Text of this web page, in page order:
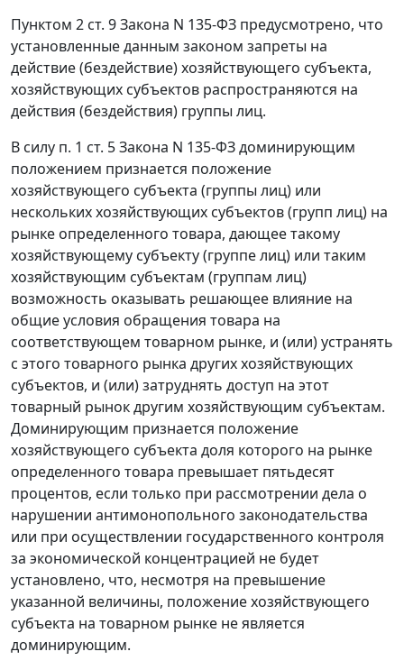
Пунктом 2 ст. 9Закона N 135-ФЗ предусмотрено, что
установленные данным законом запреты на
действие (бездействие) хозяйствующего субъекта,
хозяйствующих субъектов распространяются на
действия (бездействия) группы лиц.
В силу п. 1 ст. 5Закона N 135-ФЗ доминирующим
положением признается положение
хозяйствующего субъекта (группы лиц) или
нескольких хозяйствующих субъектов (групп лиц) на
рынке определенного товара, дающее такому
хозяйствующему субъекту (группе лиц) или таким
хозяйствующим субъектам (группам лиц)
возможность оказывать решающее влияние на
общие условия обращения товара на
соответствующем товарном рынке, и (или) устранять
с этого товарного рынка других хозяйствующих
субъектов, и (или) затруднять доступ на этот
товарный рынок другим хозяйствующим субъектам.
Доминирующим признается положение
хозяйствующего субъекта доля которого на рынке
определенного товара превышает пятьдесят
процентов, если только при рассмотрении дела о
нарушении антимонопольного законодательства
или при осуществлении государственного контроля
за экономической концентрацией не будет
установлено, что, несмотря на превышение
указанной величины, положение хозяйствующего
субъекта на товарном рынке не является
доминирующим.